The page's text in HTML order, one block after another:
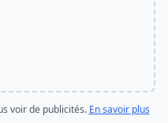
voir de publicités. En savoir plus